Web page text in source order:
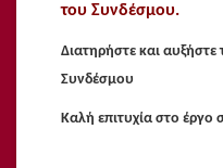
του Συνδέσμου.
Διατηρήστε και
Συνδέσμου
Καλή επιτυχία στο έργο